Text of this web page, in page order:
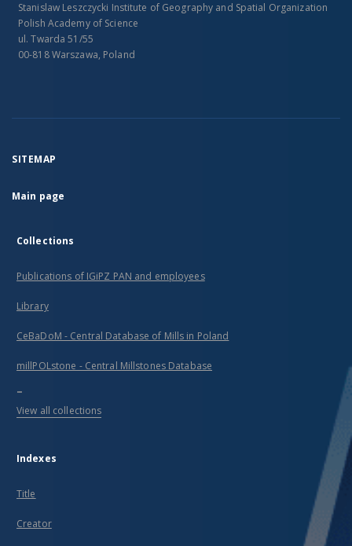
Stanislaw Leszczycki Institute of Geography and Spatial Organization
Polish Academy of Science
ul. Twarda 51/55
00-818 Warszawa, Poland
SITEMAP
Main page
Collections
Publications of IGiPZ PAN and employees
Library
CeBaDoM - Central Database of Mills in Poland
millPOLstone - Central Millstones Database
...
View all collections
Indexes
Title
Creator